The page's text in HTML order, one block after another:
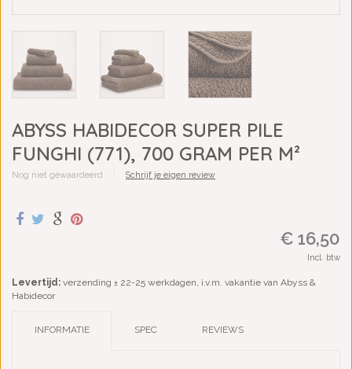
ABYSS HABIDECOR SUPER PILE
FUNGHI (771), 700 GRAM PER M²
Nog niet gewaardeerd Schrijf je eigen review
€ 16,50
Incl. btw
Levertijd: verzending ± 22-25 werkdagen, i.v.m. vakantie van Abyss &
Habidecor
INFORMATIE SPEC REVIEWS